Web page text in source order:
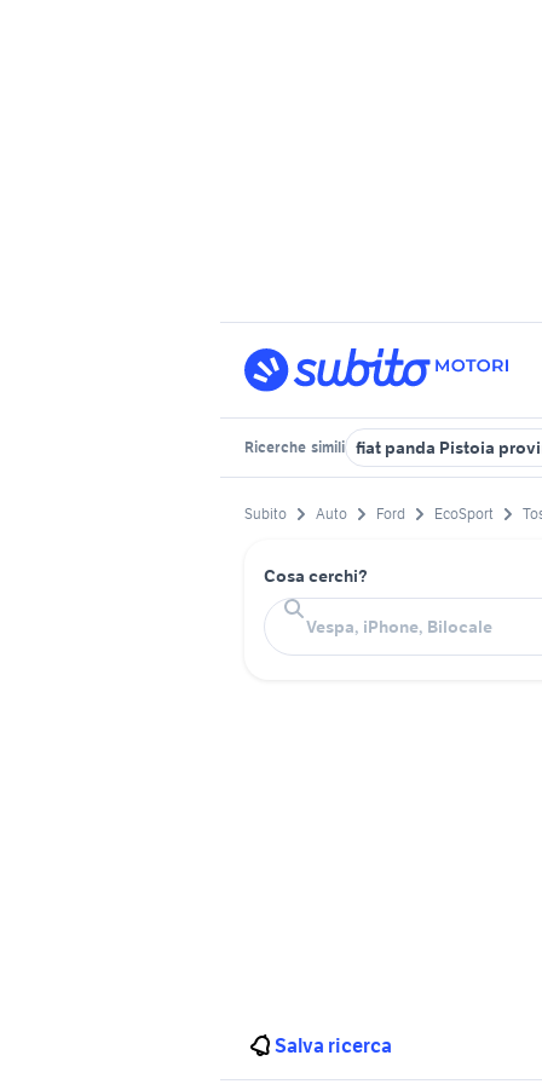
Ricerche simili fiat panda Pistoia
Subito Auto Ford EcoSport
Cosa cerchi?
Salva ricerca